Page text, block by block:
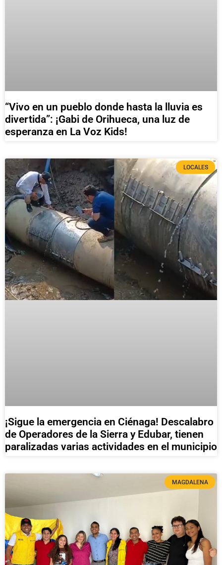
“Vivo en un pueblo donde hasta la lluvia es
divertida”: ¡Gabi de Orihueca, una luz de
esperanza en La Voz Kids!
LOCALES
¡Sigue la emergencia en Ciénaga! Descalabro
de Operadores de la Sierra y Edubar, tienen
paralizadas varias actividades en el municipio
MAGDALENA